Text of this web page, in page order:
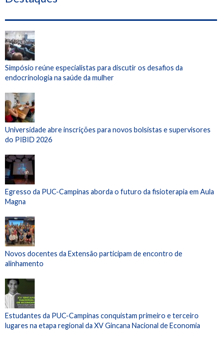
Simpósio reúne especialistas para discutir os desafios da
endocrinologia na saúde da mulher
Universidade abre inscrições para novos bolsistas e supervisores
do PIBID 2026
Egresso da PUC-Campinas aborda o futuro da fisioterapia em Aula
Magna
Novos docentes da Extensão participam de encontro de
alinhamento
Estudantes da PUC-Campinas conquistam primeiro e terceiro
lugares na etapa regional da XV Gincana Nacional de Economia